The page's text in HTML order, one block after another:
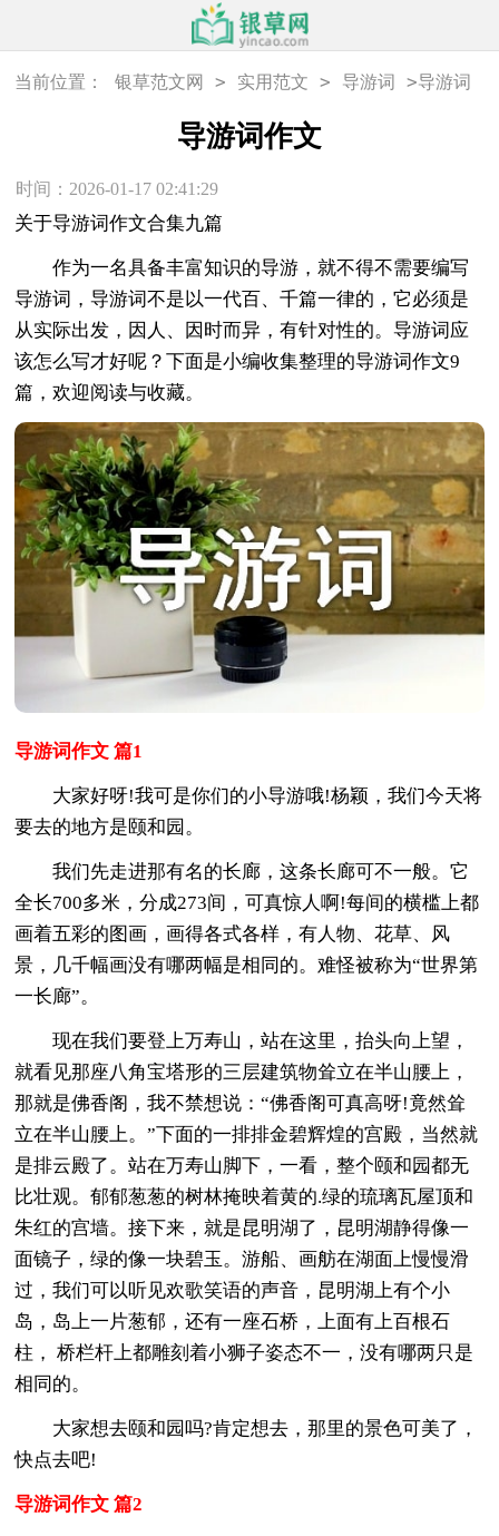
当前位置： 银草范文网 > 实用范文 > 导游词 >导游词
导游词作文
时间：2026-01-17 02:41:29
关于导游词作文合集九篇
作为一名具备丰富知识的导游，就不得不需要编写
导游词，导游词不是以一代百、千篇一律的，它必须是
从实际出发，因人、因时而异，有针对性的。导游词应
该怎么写才好呢？下面是小编收集整理的导游词作文9
篇，欢迎阅读与收藏。
导游词作文 篇1
大家好呀!我可是你们的小导游哦!杨颖，我们今天将
要去的地方是颐和园。
我们先走进那有名的长廊，这条长廊可不一般。它
全长700多米，分成273间，可真惊人啊!每间的横槛上都
画着五彩的图画，画得各式各样，有人物、花草、风
景，几千幅画没有哪两幅是相同的。难怪被称为“世界第
一长廊”。
现在我们要登上万寿山，站在这里，抬头向上望，
就看见那座八角宝塔形的三层建筑物耸立在半山腰上，
那就是佛香阁，我不禁想说：“佛香阁可真高呀!竟然耸
立在半山腰上。”下面的一排排金碧辉煌的宫殿，当然就
是排云殿了。站在万寿山脚下，一看，整个颐和园都无
比壮观。郁郁葱葱的树林掩映着黄的.绿的琉璃瓦屋顶和
朱红的宫墙。接下来，就是昆明湖了，昆明湖静得像一
面镜子，绿的像一块碧玉。游船、画舫在湖面上慢慢滑
过，我们可以听见欢歌笑语的声音，昆明湖上有个小
岛，岛上一片葱郁，还有一座石桥，上面有上百根石
柱， 桥栏杆上都雕刻着小狮子姿态不一，没有哪两只是
相同的。
大家想去颐和园吗?肯定想去，那里的景色可美了，
快点去吧!
导游词作文 篇2